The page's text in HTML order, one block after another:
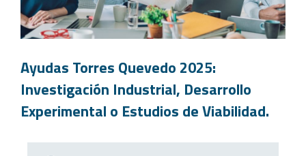
Ayudas Torres Quevedo 2025:
Investigación Industrial, Desarrollo
Experimental o Estudios de Viabilidad.